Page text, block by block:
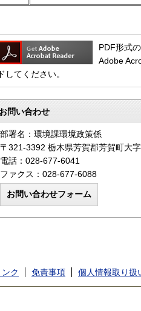
PDF形式
Adobe
ドしてください。
お問い合わせ
部署名：環境課環境政策係
〒321-3392 栃木県芳賀郡芳賀町大
電話：028-677-6041
ファクス：028-677-6088
ク 免責事項 個人情報取り扱